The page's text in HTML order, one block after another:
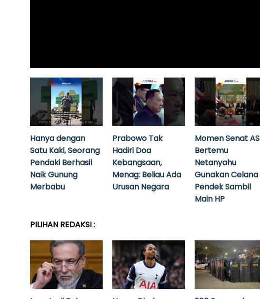
Hanya dengan
Satu Kaki, Seorang
Pendaki Berhasil
Naik Gunung
Merbabu
Prabowo Tak
Hadiri Doa
Kebangsaan,
Menag: Beliau Ada
Urusan Negara
Momen Senat AS
Bertemu
Netanyahu
Gunakan Celana
Pendek Sambil
Main HP
PILIHAN REDAKSI :